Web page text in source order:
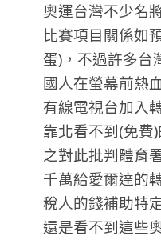
奧運台灣不少名
比賽項目關係如
蛋)，不過許多台
國人在螢幕前熱
有線電視台加入
靠北看不到(免費
之對此批判體育
千萬給愛爾達的
稅人的錢補助特
還是看不到這些